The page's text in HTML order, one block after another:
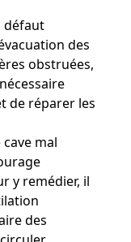
défaut
des
obstruées,
de réparer les
cave mal
y remédier, il
des